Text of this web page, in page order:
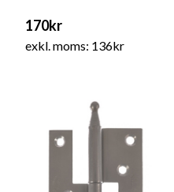
170kr
exkl. moms: 136kr